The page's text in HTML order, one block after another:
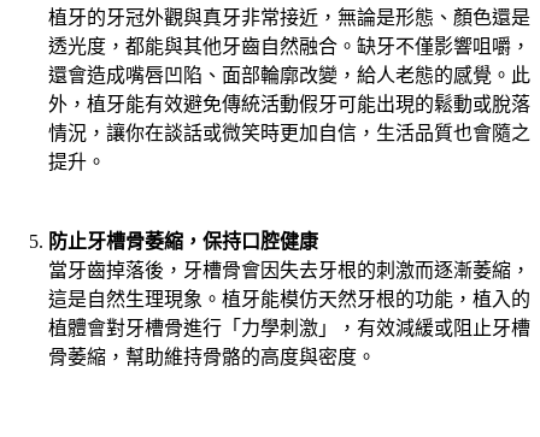
植牙的牙冠外觀與真牙非常接近，無論是形態、顏色還是
透光度，都能與其他牙齒自然融合。缺牙不僅影響咀嚼，
還會造成嘴唇凹陷、面部輪廓改變，給人老態的感覺。此
外，植牙能有效避免傳統活動假牙可能出現的鬆動或脫落
情況，讓你在談話或微笑時更加自信，生活品質也會隨之
提升。
防止牙槽骨萎縮，保持口腔健康
當牙齒掉落後，牙槽骨會因失去牙根的刺激而逐漸萎縮，
這是自然生理現象。植牙能模仿天然牙根的功能，植入的
植體會對牙槽骨進行「力學刺激」，有效減緩或阻止牙槽
骨萎縮，幫助維持骨骼的高度與密度。